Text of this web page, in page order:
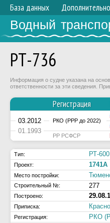
База данных Дополнительно
Водный
РТ-736
Информация о судне указана на
ответственности за эти сведения.
Регистрация
03.2012 РКО (РРР до 2022)
01.1993
РР РСФСР
Тип: РТ-600
Проект: 1741А
Место постройки:
Строительный №: 277
Построено:
Приписка:
Регистрация: РКО